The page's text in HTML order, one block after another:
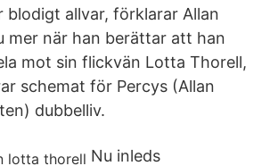
blodigt allvar, förklarar Allan
mer när han berättar att han
mot sin flickvän Lotta Thorell,
schemat för Percys (Allan
dubbelliv.
Nu inleds